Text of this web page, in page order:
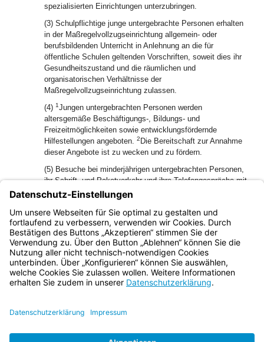
spezialisierten Einrichtungen unterzubringen.
(3) Schulpflichtige junge untergebrachte Personen erhalten
in der Maßregelvollzugseinrichtung allgemein- oder
berufsbildenden Unterricht in Anlehnung an die für
öffentliche Schulen geltenden Vorschriften, soweit dies ihr
Gesundheitszustand und die räumlichen und
organisatorischen Verhältnisse der
Maßregelvollzugseinrichtung zulassen.
(4) 1Jungen untergebrachten Personen werden
altersgemäße Beschäftigungs-, Bildungs- und
Freizeitmöglichkeiten sowie entwicklungsfördernde
Hilfestellungen angeboten. 2 Die Bereitschaft zur Annahme
dieser Angebote ist zu wecken und zu fördern.
(5) Besuche bei minderjährigen untergebrachten Personen,
ihr Schrift- und Paketverkehr und ihre Telefongespräche mit
bestimmten Personen können außer unter den
Voraussetzungen der Art. 12 und 13 auch untersagt und
abgebrochen werden, wenn die Personensorgeberechtigten
damit nicht einverstanden sind.
Bayern.de
BayernPortal
Impressum